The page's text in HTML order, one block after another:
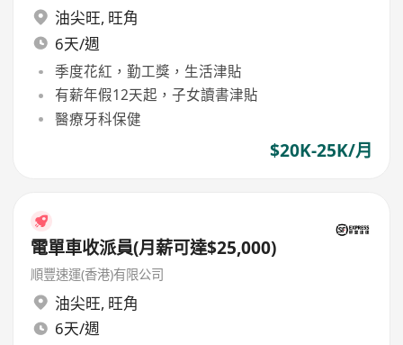
油尖旺, 旺角
6天/週
季度花紅，勤工獎，生活津貼
有薪年假12天起，子女讀書津貼
醫療牙科保健
$20K-25K/月
電單車收派員(月薪可達$25,000)
順豐速運(香港)有限公司
油尖旺, 旺角
6天/週